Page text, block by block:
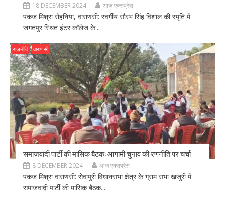
18 DECEMBER 2024 आज एक्सप्रेस
पंकज मिश्रा रोहनिया, वाराणसी: स्वर्गीय सौरभ सिंह विशाल की स्मृति में
जगतपुर स्थित इंटर कॉलेज के...
राजनीति वाराणसी
समाजवादी पार्टी की मासिक बैठक: आगामी चुनाव की रणनीति पर चर्चा
8 DECEMBER 2024 आज एक्सप्रेस
पंकज मिश्रा वाराणसी: सेवापुरी विधानसभा क्षेत्र के ग्राम सभा खजुरी में
समाजवादी पार्टी की मासिक बैठक...